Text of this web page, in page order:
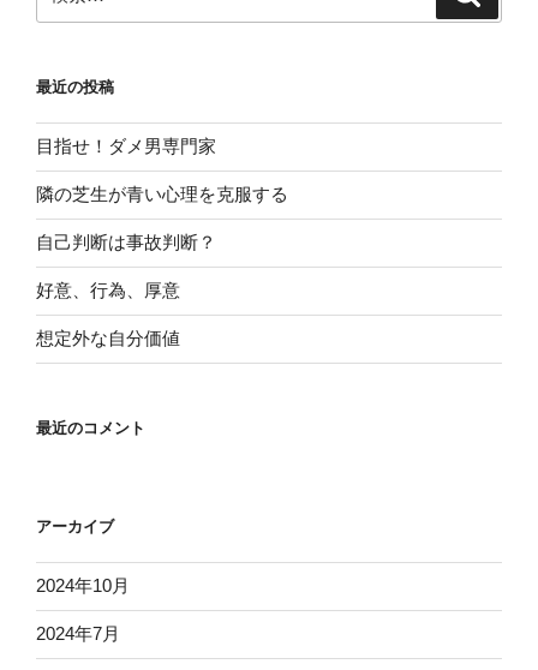
b
o
k
Li
索:
最近の投稿
目指せ！ダメ男専門家
隣の芝生が青い心理を克服する
自己判断は事故判断？
好意、行為、厚意
想定外な自分価値
最近のコメント
アーカイブ
2024年10月
2024年7月